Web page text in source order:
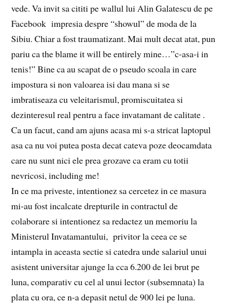
vede. Va invit sa cititi pe wallul lui Alin Galatescu de pe
Facebook impresia despre “showul” de moda de la
Sibiu. Chiar a fost traumatizant. Mai mult decat atat, pun
pariu ca the blame it will be entirely mine…”c-asa-i in
tenis!” Bine ca au scapat de o pseudo scoala in care
impostura si non valoarea isi dau mana si se
imbratiseaza cu veleitarismul, promiscuitatea si
dezinteresul real pentru a face invatamant de calitate .
Ca un facut, cand am ajuns acasa mi s-a stricat laptopul
asa ca nu voi putea posta decat cateva poze deocamdata
care nu sunt nici ele prea grozave ca eram cu totii
nevricosi, including me!
In ce ma priveste, intentionez sa cercetez in ce masura
mi-au fost incalcate drepturile in contractul de
colaborare si intentionez sa redactez un memoriu la
Ministerul Invatamantului, privitor la ceea ce se
intampla in aceasta sectie si catedra unde salariul unui
asistent universitar ajunge la cca 6.200 de lei brut pe
luna, comparativ cu cel al unui lector (subsemnata) la
plata cu ora, ce n-a depasit netul de 900 lei pe luna.